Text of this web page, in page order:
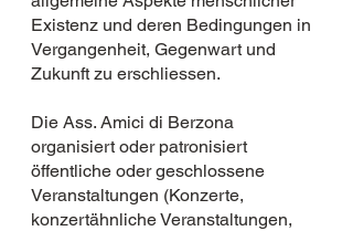
Existenz und deren Bedingungen in
Vergangenheit, Gegenwart und
Zukunft zu erschliessen.
Die Ass. Amici di Berzona
organisiert oder patronisiert
öffentliche oder geschlossene
Veranstaltungen (Konzerte,
konzertähnliche Veranstaltungen,